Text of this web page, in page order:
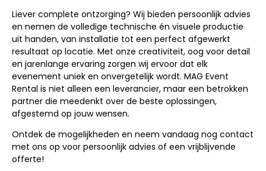
Liever complete ontzorging? Wij bieden persoonlijk advies
en nemen de volledige technische én visuele productie
uit handen, van installatie tot een perfect afgewerkt
resultaat op locatie. Met onze creativiteit, oog voor detail
en jarenlange ervaring zorgen wij ervoor dat elk
evenement uniek en onvergetelijk wordt. MAG Event
Rental is niet alleen een leverancier, maar een betrokken
partner die meedenkt over de beste oplossingen,
afgestemd op jouw wensen.
Ontdek de mogelijkheden en neem vandaag nog contact
met ons op voor persoonlijk advies of een vrijblijvende
offerte!